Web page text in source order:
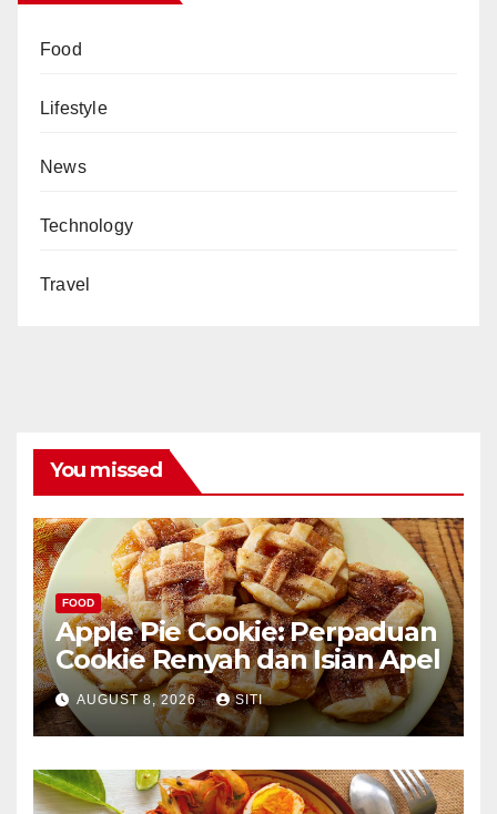
Food
Lifestyle
News
Technology
Travel
You missed
FOOD
Apple Pie Cookie: Perpaduan
Cookie Renyah dan Isian Apel
AUGUST 8, 2026 SITI